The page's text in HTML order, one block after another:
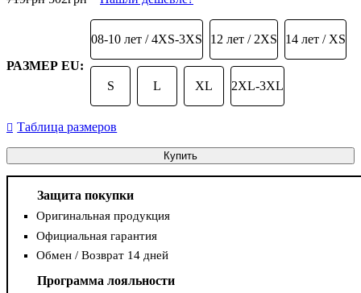
РАЗМЕР EU:
08-10 лет / 4XS-3XS 12 лет / 2XS 14 лет / XS
S L XL 2XL-3XL
Таблица размеров
Купить
Защита покупки
Оригинальная продукция
Официальная гарантия
Обмен / Возврат 14 дней
Программа лояльности